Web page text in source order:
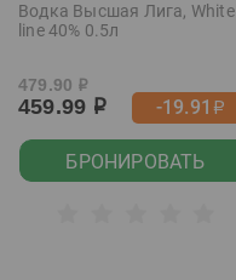
Водка Высшая Лига, White
line 40% 0.5л
479.90 р
459.99 р -19.91 р
БРОНИРОВАТЬ